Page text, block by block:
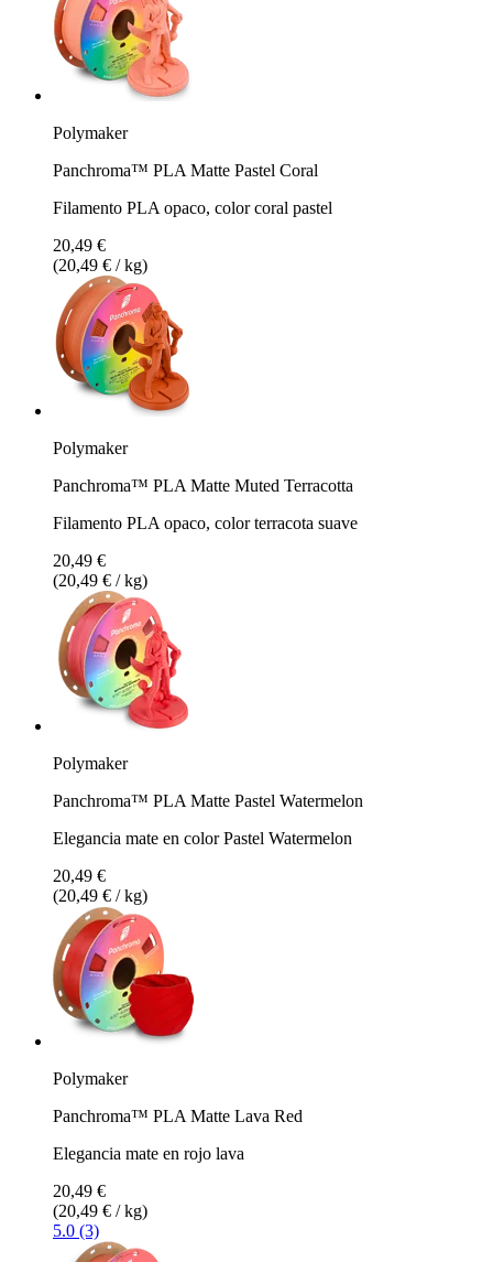
Polymaker
Panchroma™ PLA Matte Pastel Coral
Filamento PLA opaco, color coral pastel
20,49 €
(20,49 € / kg)
Polymaker
Panchroma™ PLA Matte Muted Terracotta
Filamento PLA opaco, color terracota suave
20,49 €
(20,49 € / kg)
Polymaker
Panchroma™ PLA Matte Pastel Watermelon
Elegancia mate en color Pastel Watermelon
20,49 €
(20,49 € / kg)
Polymaker
Panchroma™ PLA Matte Lava Red
Elegancia mate en rojo lava
20,49 €
(20,49 € / kg)
5.0 (3)